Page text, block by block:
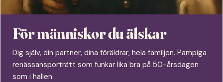
För människor du älskar
Dig själv, din partner, dina föräldrar, hela familjen. Pampiga
renässansporträtt som funkar lika bra på 50-årsdagen
som i hallen.